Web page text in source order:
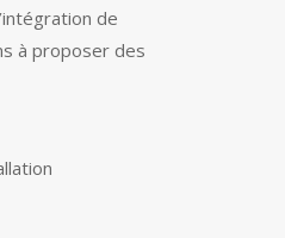
de
à proposer des